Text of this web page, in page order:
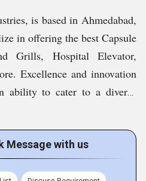
is based in Ahmedabad,
in offering the best Capsule
Grills, Hospital Elevator,
Excellence and innovation
ability to cater to a diverse
products that
efficiency in the operation of
for example, have all
to be efficient and reliable in
Message with us